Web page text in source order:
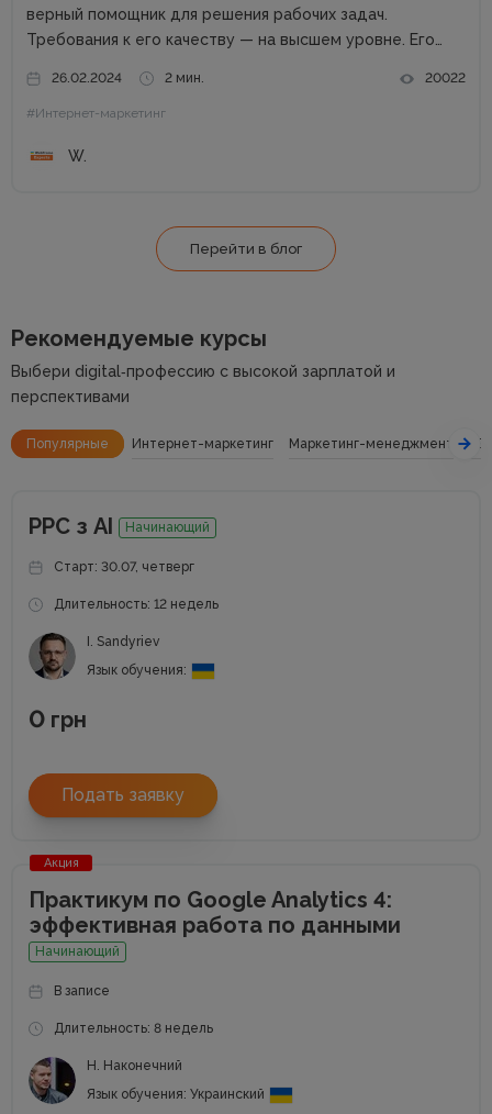
верный помощник для решения рабочих задач.
Требования к его качеству — на высшем уровне. Его
успехам. Добротный комплект «железа» — даже не
обсуждается. Без продвинутого процессора, топовой
26.02.2024 2 мин. 20022
#Интернет-маркетинг
W.
Перейти в блог
Рекомендуемые курсы
Выбери digital‑профессию с высокой зарплатой и
перспективами
Популярные Интернет-маркетинг Маркетинг-менеджмент
РРС з АІ Начинающий
Старт: 30.07, четверг
Длительность: 12 недель
I. Sandyriev
Язык обучения:
0 грн
Подать заявку
Акция
Практикум по Google Analytics 4:
эффективная работа по данными
Начинающий
В записе
Длительность: 8 недель
Н. Наконечний
Язык обучения: Украинский